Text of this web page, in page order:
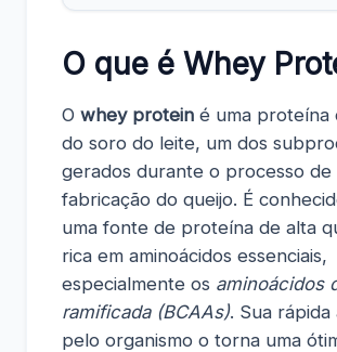
O que é Whey
O whey protein é uma proteína
do soro do leite, um dos
gerados durante o processo de
fabricação do queijo. É
uma fonte de proteína de alta
rica em aminoácidos essenciais,
especialmente os aminoácidos
ramificada (BCAAs). Sua
pelo organismo o torna uma